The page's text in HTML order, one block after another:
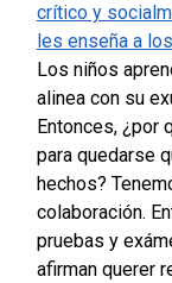
crítico y
les enseña a
Los niños
alinea con su
Entonces, ¿por
para quedarse
hechos?
colaboración.
pruebas y
afirman querer